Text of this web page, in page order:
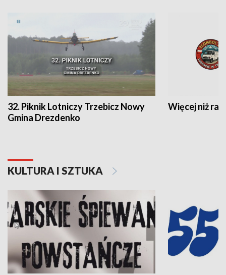
32. Piknik Lotniczy Trzebicz Nowy
Gmina Drezdenko
Więcej niż rajd
KULTURA I SZTUKA